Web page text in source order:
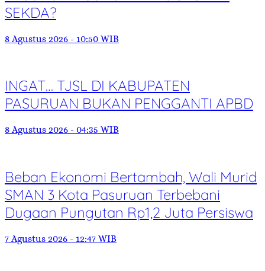
SEKDA?
8 Agustus 2026 - 10:50 WIB
INGAT… TJSL DI KABUPATEN
PASURUAN BUKAN PENGGANTI APBD
8 Agustus 2026 - 04:35 WIB
Beban Ekonomi Bertambah, Wali Murid
SMAN 3 Kota Pasuruan Terbebani
Dugaan Pungutan Rp1,2 Juta Persiswa
7 Agustus 2026 - 12:47 WIB